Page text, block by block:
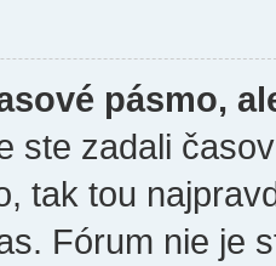
pásmo,
ste zadali
tak tou
Fórum nie je